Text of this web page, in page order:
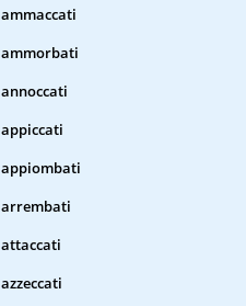
ammaccati
ammorbati
annoccati
appiccati
appiombati
arrembati
attaccati
azzeccati